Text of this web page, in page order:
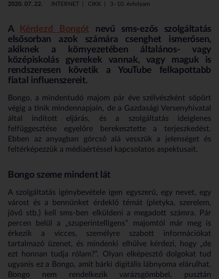
2020. 07. 22. INTERNET CIKK 3–10. évfolyam
A Kérdezd Bongót nevű sms-ezős szolgáltatás
elsősorban azok számára csenghet ismerősen,
akiknek a környezetében általános- vagy
középiskolás gyerekek vannak, vagy maguk is
rendszeresen követik a YouTube felkapottabb
fiatal influenszereit.
Bongo, a mindentudó majom pár éve szélvészként söpört
végig a tinik mindennapjain, de a Gazdasági Versenyhivatal
által indított eljárás, és a szolgáltatás ideiglenes
felfüggesztése egyelőre berekesztette a terjeszkedést.
Ebben az anyagban górcső alá vesszük a jelenséget és
feltérképezzük a médiaértéssel kapcsolatos aspektusait.
Bongo szeme mindent lát
A szolgáltatás igénybevétele igen egyszerű, egy nevet, egy
várost és a bennünket érdeklő témát (pletyka, szerelem,
jövő stb.) kell sms-ben elküldeni a megadott számra. Pár
percen belül a „szuperintelligens” majomtól már meg is
érkezik a vicces, személyre szabott információkat
tartalmazó üzenet, és mindenki elhűlve kérdezi, hogy „de
ezt honnan tudja rólam?”. Olyan elképesztő dolgokat tud
ugyanis ez a Bongo, amit bárki digitális lábnyoma elárulhat.
Bongo nem rendelkezik varázsgömbbel, pusztán